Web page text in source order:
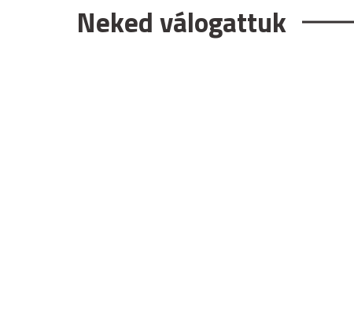
Neked válogattuk